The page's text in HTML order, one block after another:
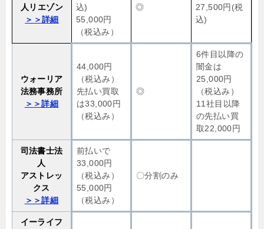
人リエゾン
＞＞詳細
込)
55,000円
（税込み）
◎
27,500円(税
込)
ウォーリア
法務事務所
＞＞詳細
44,000円
（税込み）
先払い買取
は33,000円
（税込み）
◎
6件目以降の
闇金は
25,000円
（税込み）
11社目以降
の先払い買
取22,000円
司法書士法
人
アストレッ
クス
＞＞詳細
前払いで
33,000円
（税込み）
55,000円
（税込み）
〇分割のみ
イーライフ